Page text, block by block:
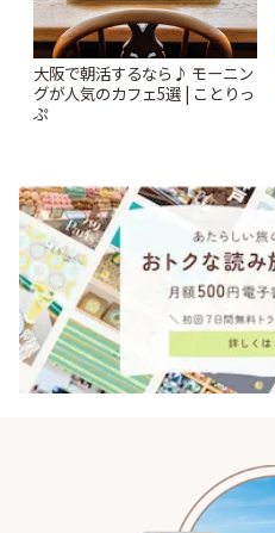
大阪で朝活するなら♪ モーニン
グが人気のカフェ5選 | ことりっ
ぷ